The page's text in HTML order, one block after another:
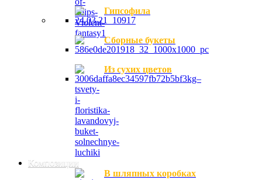
Гипсофила
Сборные букеты
Из сухих цветов
Композиции
В шляпных коробках